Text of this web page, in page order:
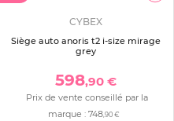
CYBEX
Siège auto anoris t2 i-size mirage
grey
598,90 €
Prix de vente conseillé par la
marque :748,90 €